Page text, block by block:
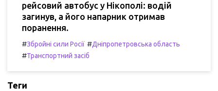
рейсовий автобус у Нікополі: водій
загинув, а його напарник отримав
поранення.
#Збройні сили Росії #Дніпропетровська область
#Транспортний засіб
Теги